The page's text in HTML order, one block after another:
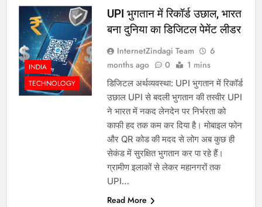
INDIA
TECHNOLOGY
UPI भुगतान में रिकॉर्ड उछाल, भारत
बना दुनिया का डिजिटल पेमेंट लीडर
InternetZindagi Team
6
months ago
0 1 mins
डिजिटल अर्थव्यवस्था: UPI भुगतान में रिकॉर्ड
उछाल UPI से बदली भुगतान की तस्वीर UPI
ने भारत में नकद लेनदेन पर निर्भरता को
काफी हद तक कम कर दिया है। मोबाइल फोन
और QR कोड की मदद से लोग अब कुछ ही
सेकंड में सुरक्षित भुगतान कर पा रहे हैं।
ग्रामीण इलाकों से लेकर महानगरों तक
UPI…
Read More